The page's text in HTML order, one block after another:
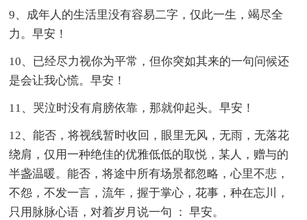
9、成年人的生活里没有容易二字，仅此一生，竭尽全
力。早安！
10、已经尽力视你为平常，但你突如其来的一句问候还
是会让我心慌。早安！
11、哭泣时没有肩膀依靠，那就仰起头。早安！
12、能否，将视线暂时收回，眼里无风，无雨，无落花
绕肩，仅用一种绝佳的优雅低低的取悦，某人，赠与的
半盏温暖。能否，将途中所有场景都忽略，心里不悲，
不怨，不发一言，流年，握于掌心，花事，种在忘川，
只用脉脉心语，对着岁月说一句 ： 早安。